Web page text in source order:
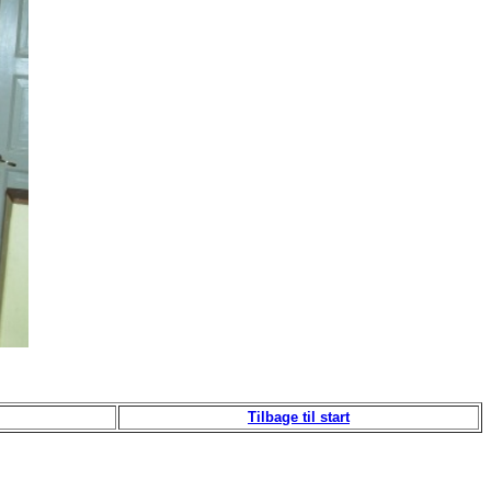
Tilbage til start